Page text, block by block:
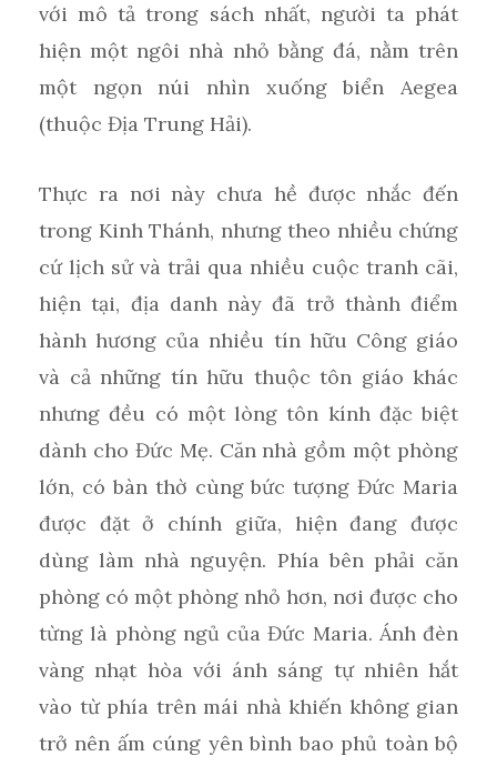
với mô tả trong sách nhất, người ta phát
hiện một ngôi nhà nhỏ bằng đá, nằm trên
một ngọn núi nhìn xuống biển Aegea
(thuộc Địa Trung Hải).
Thực ra nơi này chưa hề được nhắc đến
trong Kinh Thánh, nhưng theo nhiều chứng
cứ lịch sử và trải qua nhiều cuộc tranh cãi,
hiện tại, địa danh này đã trở thành điểm
hành hương của nhiều tín hữu Công giáo
và cả những tín hữu thuộc tôn giáo khác
nhưng đều có một lòng tôn kính đặc biệt
dành cho Đức Mẹ. Căn nhà gồm một phòng
lớn, có bàn thờ cùng bức tượng Đức Maria
được đặt ở chính giữa, hiện đang được
dùng làm nhà nguyện. Phía bên phải căn
phòng có một phòng nhỏ hơn, nơi được cho
từng là phòng ngủ của Đức Maria. Ánh đèn
vàng nhạt hòa với ánh sáng tự nhiên hắt
vào từ phía trên mái nhà khiến không gian
trở nên ấm cúng yên bình bao phủ toàn bộ